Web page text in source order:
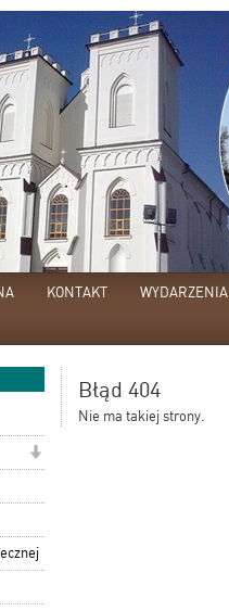
KONTAKT WYDARZENIA
Błąd 404
Nie ma takiej strony.